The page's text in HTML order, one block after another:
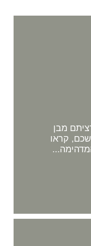
מבן
קראו